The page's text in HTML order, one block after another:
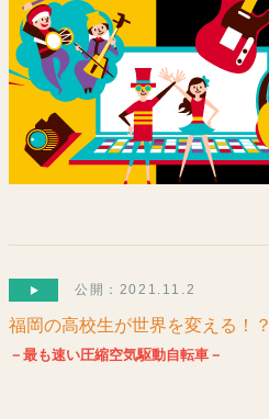
公開：2021.11.2
福岡の高校生が世界を変える！？
－最も速い圧縮空気駆動自転車－